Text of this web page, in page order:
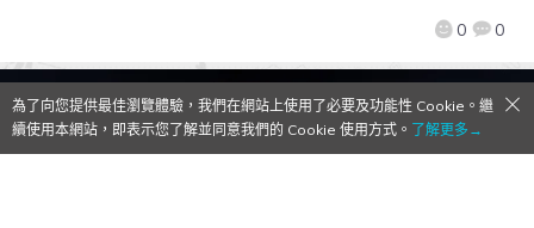
0 0
為了向您提供最佳瀏覽體驗，我們在網站上使用了必要及功能性 Cookie。繼
續使用本網站，即表示您了解並同意我們的 Cookie 使用方式。 了解更多→